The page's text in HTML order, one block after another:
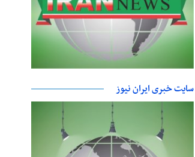
سایت خبری ایران نیوز